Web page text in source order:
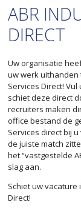
ABR
DIRECT
Uw organisatie
uw werk uithanden
Services Direct!
schiet deze direct
recruiters maken
office bestand de
Services direct bij
de juiste match
het “vastgestelde
slag aan.
Schiet uw vacature
Direct!